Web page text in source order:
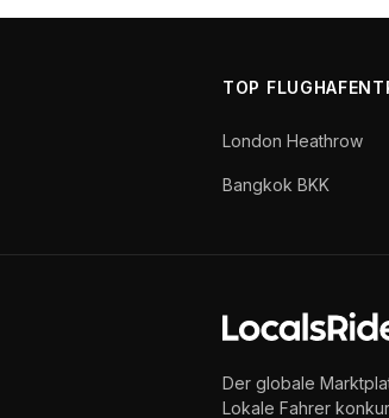
TOP
London Heathrow
Bangkok BKK
Der globale
Lokale Fahrer